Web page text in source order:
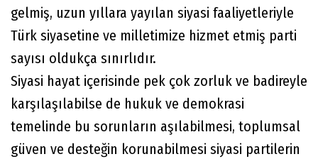
gelmiş, uzun yıllara yayılan siyasi faaliyetleriyle
Türk siyasetine ve milletimize hizmet etmiş parti
sayısı oldukça sınırlıdır.
Siyasi hayat içerisinde pek çok zorluk ve badireyle
karşılaşılabilse de hukuk ve demokrasi
temelinde bu sorunların aşılabilmesi, toplumsal
güven ve desteğin korunabilmesi siyasi partilerin